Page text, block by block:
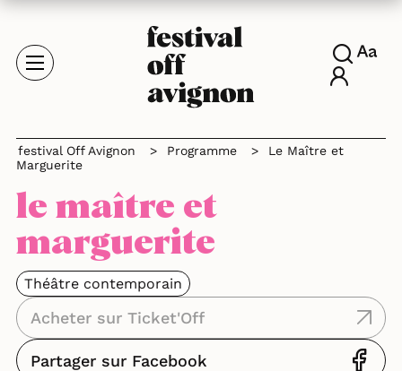
festival Off Avignon > Programme >
Le Maître et
Marguerite
le maître et
marguerite
Théâtre contemporain
Acheter sur Ticket'Off
Partager sur Facebook